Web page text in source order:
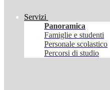
Servizi
Panoramica
Famiglie e studenti
Personale scolastico
Percorsi di studio